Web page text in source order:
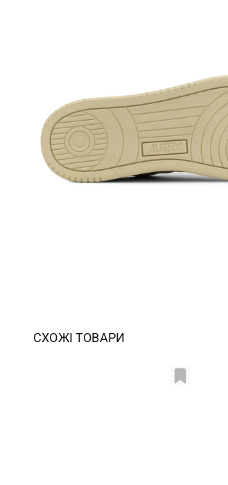
СХОЖІ ТОВАРИ